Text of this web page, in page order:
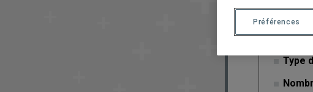
Cycle
Type
Préférences